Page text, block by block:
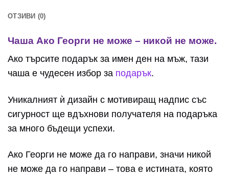
ОТЗИВИ (0)
Чаша Ако Георги не може – никой не може.
Ако търсите подарък за имен ден на мъж, тази
чаша е чудесен избор за подарък.
Уникалният ѝ дизайн с мотивиращ надпис със
сигурност ще вдъхнови получателя на подаръка
за много бъдещи успехи.
Ако Георги не може да го направи, значи никой
не може да го направи – това е истината, която